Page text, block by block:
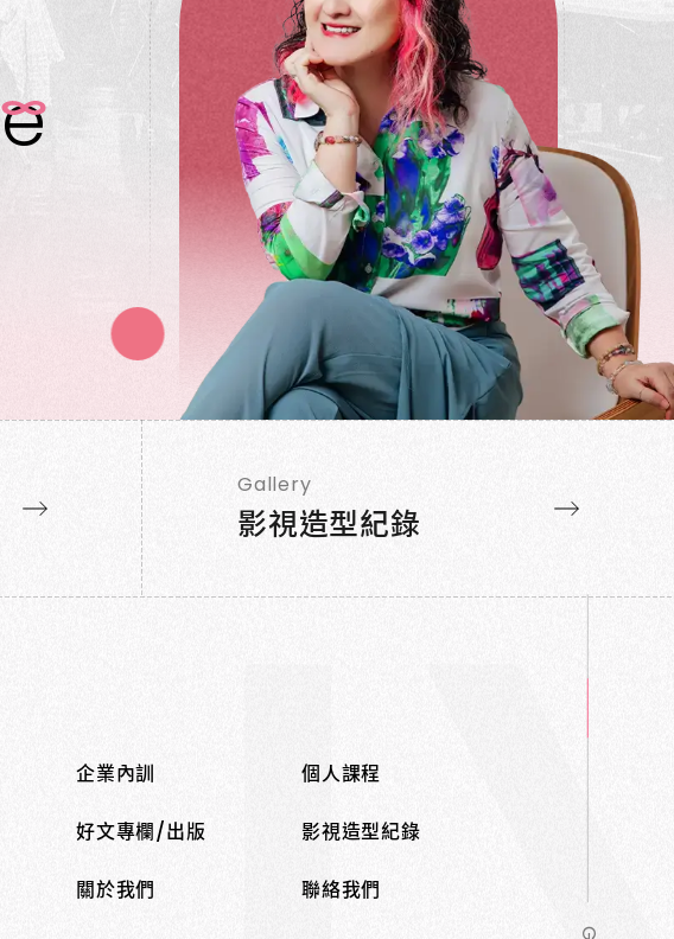
e
Gallery
影視造型紀錄
企業內訓 個人課程
好文專欄/出版 影視造型紀錄
關於我們 聯絡我們